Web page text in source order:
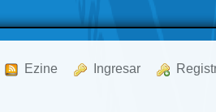
Ezine Ingresar